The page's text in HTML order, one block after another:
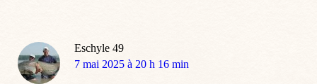
Eschyle 49
dit
7 mai 2025 à 20 h 16 min